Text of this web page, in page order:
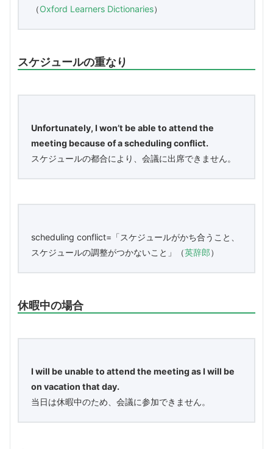
（Oxford Learners Dictionaries）
スケジュールの重なり
Unfortunately, I won’t be able to attend the
meeting because of a scheduling conflict.
スケジュールの都合により、会議に出席できません。
scheduling conflict=「スケジュールがかち合うこと、
スケジュールの調整がつかないこと」（英辞郎）
休暇中の場合
I will be unable to attend the meeting as I will be
on vacation that day.
当日は休暇中のため、会議に参加できません。